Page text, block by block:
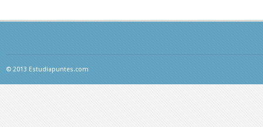
© 2013 Estudiapuntes.com